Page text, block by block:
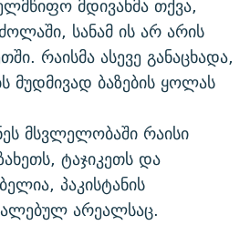
მდივანმა თქვა,
სანამ ის არ არის
რაისმა ასევე განაცხადა,
მუდმივად ბაზების ყოლას
მსვლელობაში რაისი
ტაჯიკეთს და
პაკისტანის
არეალსაც.